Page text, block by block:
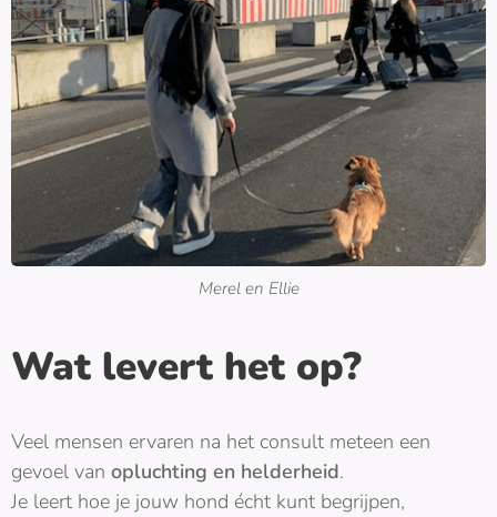
Merel en Ellie
Wat levert het op?
Veel mensen ervaren na het consult meteen een
gevoel van opluchting en helderheid.
Je leert hoe je jouw hond écht kunt begrijpen,